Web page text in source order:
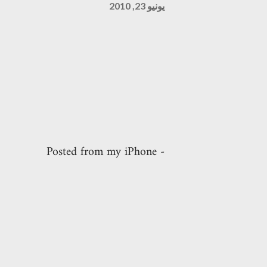
يونيو 23, 2010
- Posted from my iPhone